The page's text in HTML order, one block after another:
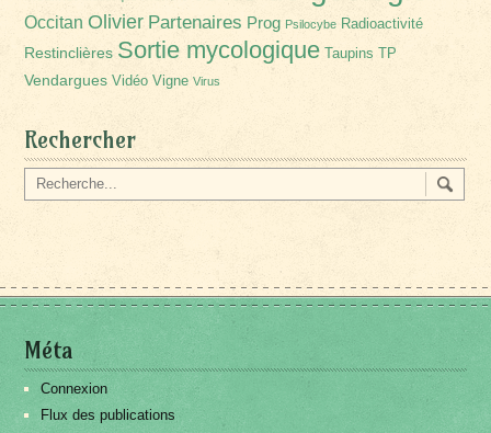
Occitan Olivier Partenaires Prog Psilocybe Radioactivité
Restinclières Sortie mycologique Taupins TP
Vendargues Vidéo Vigne Virus
Rechercher
Méta
Connexion
Flux des publications